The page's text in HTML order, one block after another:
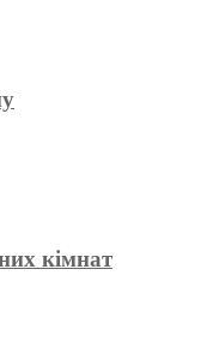
кімнат